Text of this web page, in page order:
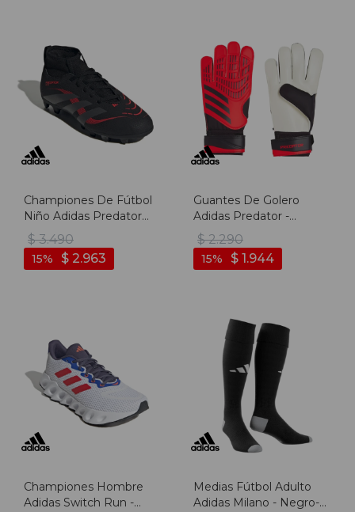
Championes De Fútbol
Niño Adidas Predator
Club Sock - Negro-gris
$ 3.490
$ 2.963
15
Guantes De Golero
Adidas Predator -
Rosado-negro
$ 2.290
$ 1.944
15
Championes Hombre
Adidas Switch Run -
Medias Fútbol Adulto
Adidas Milano - Negro-